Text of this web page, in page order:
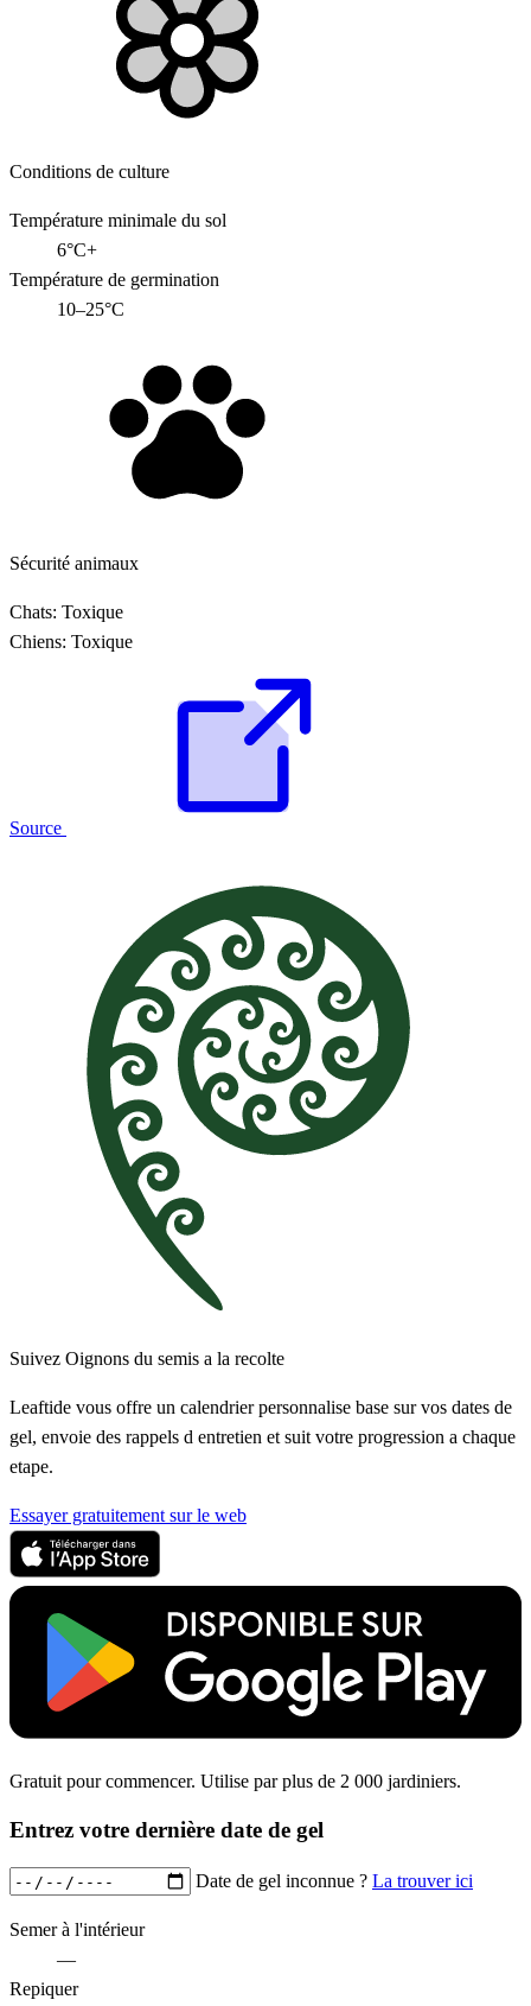
Conditions de culture
Température minimale du sol
6°C+
Température de germination
10–25°C
Sécurité animaux
Chats: Toxique
Chiens: Toxique
Source
Suivez Oignons du semis a la recolte
Leaftide vous offre un calendrier personnalise base sur vos dates de
gel, envoie des rappels d entretien et suit votre progression a chaque
etape.
Essayer gratuitement sur le web
Gratuit pour commencer. Utilise par plus de 2 000 jardiniers.
Entrez votre dernière date de gel
Date de gel inconnue ? La trouver ici
Semer à l'intérieur
—
Repiquer